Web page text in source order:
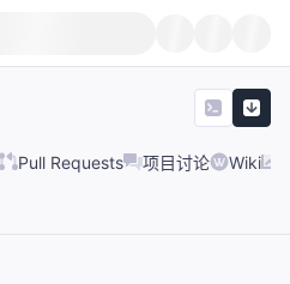
Pull Requests 项目讨论 Wiki